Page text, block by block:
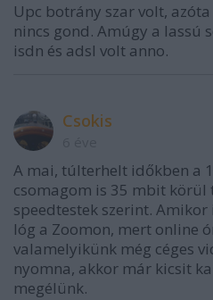
Upc botrány szar volt,
nincs gond. Amúgy a lassú
isdn és adsl volt anno.
Csokis
A mai, túlterhelt időkben a
csomagom is 35 mbit körül
speedtestek szerint.
lóg a Zoomon, mert online
valamelyikünk még céges
nyomna, akkor már kicsit
megélünk.